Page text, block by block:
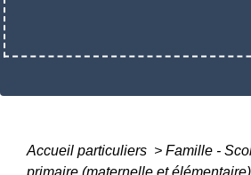
Accueil particuliers > Famille -
primaire (maternelle et élémentaire)